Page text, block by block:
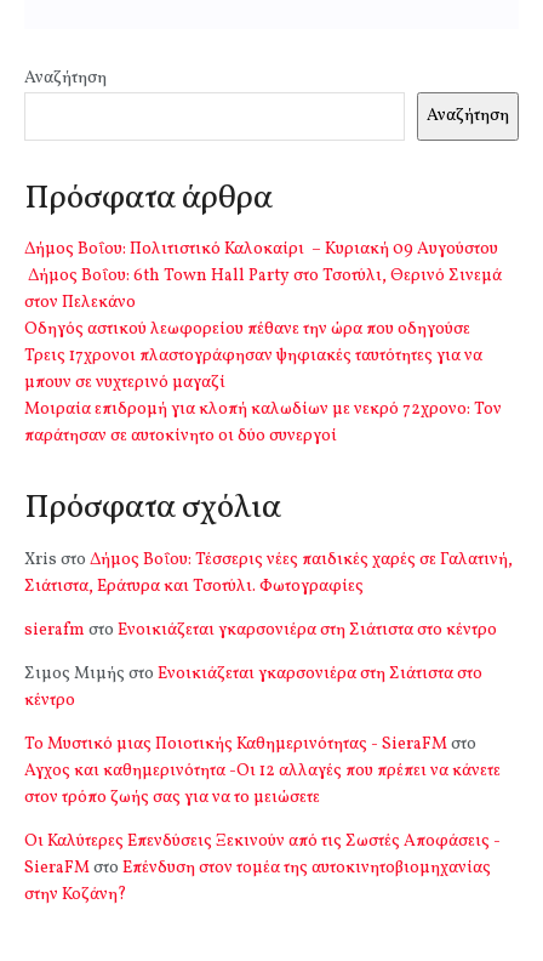
Αναζήτηση
Αναζήτηση
Πρόσφατα άρθρα
Δήμος Βοΐου: Πολιτιστικό Καλοκαίρι – Κυριακή 09 Αυγούστου
Δήμος Βοΐου: 6th Town Hall Party στο Τσοτύλι, Θερινό Σινεμά
στον Πελεκάνο
Οδηγός αστικού λεωφορείου πέθανε την ώρα που οδηγούσε
Τρεις 17χρονοι πλαστογράφησαν ψηφιακές ταυτότητες για να
μπουν σε νυχτερινό μαγαζί
Μοιραία επιδρομή για κλοπή καλωδίων με νεκρό 72χρονο: Τον
παράτησαν σε αυτοκίνητο οι δύο συνεργοί
Πρόσφατα σχόλια
Xris στο Δήμος Βοΐου: Τέσσερις νέες παιδικές χαρές σε Γαλατινή,
Σιάτιστα, Εράτυρα και Τσοτύλι. Φωτογραφίες
sierafm στο Ενοικιάζεται γκαρσονιέρα στη Σιάτιστα στο κέντρο
Σιμος Μιμής στο Ενοικιάζεται γκαρσονιέρα στη Σιάτιστα στο
κέντρο
Το Μυστικό μιας Ποιοτικής Καθημερινότητας - SieraFMστο
Αγχος και καθημερινότητα -Οι 12 αλλαγές που πρέπει να κάνετε
στον τρόπο ζωής σας για να το μειώσετε
Οι Καλύτερες Επενδύσεις Ξεκινούν από τις Σωστές Αποφάσεις -
SieraFMστο Επένδυση στον τομέα της αυτοκινητοβιομηχανίας
στην Κοζάνη?